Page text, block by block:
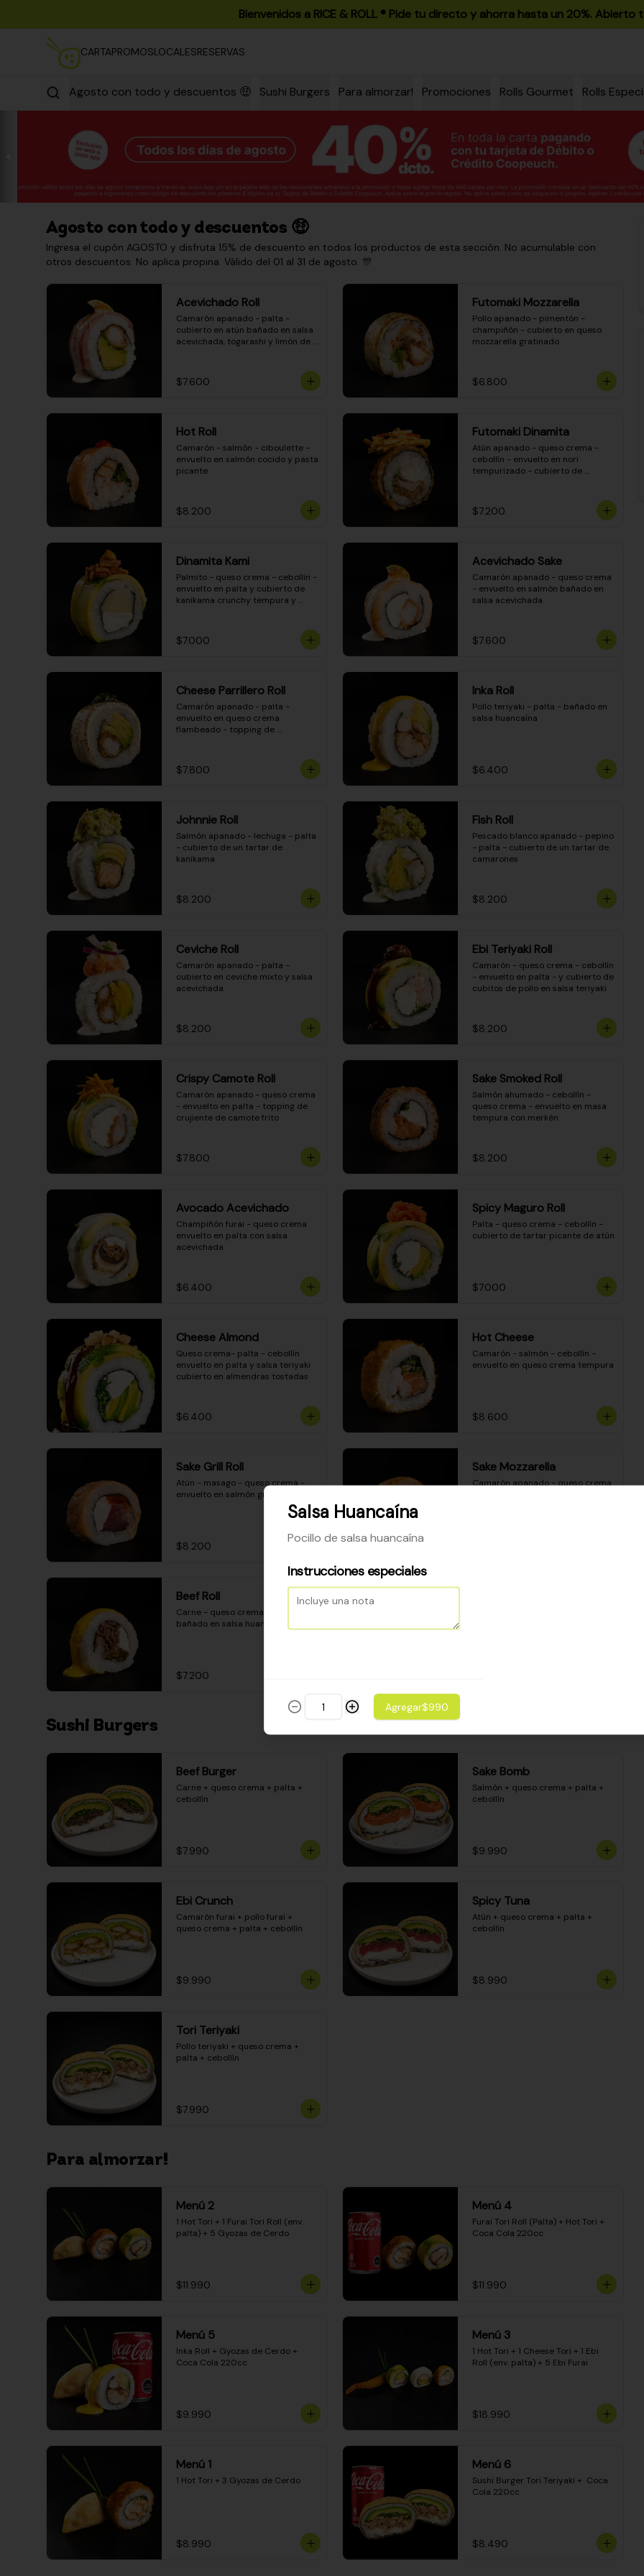
Bienvenidos a RICE & ROLL ®️ Pide tu directo y ahorra hasta un 20%. Abierto
CARTAPROMOSLOCALESRESERVAS
Agosto con todo y descuentos 🤑 Sushi Burgers Para almorzar! Promociones Rolls Gourmet Rolls
Agosto con todo y descuentos 🤑
Ingresa el cupón AGOSTO y disfruta 15% de descuento en todos los productos de esta sección. No acumulable con
otros descuentos. No aplica propina. Válido del 01 al 31 de agosto. 🎊
Acevichado Roll
Camarón apanado - palta -
cubierto en atún bañado en salsa
acevichada, togarashi y limón de
$7.600
Futomaki Mozzarella
Pollo apanado - pimentón -
champiñón - cubierto en queso
mozzarella gratinado
$6.800
Hot Roll
Camarón - salmón - ciboulette -
envuelto en salmón cocido y pasta
picante
$8.200
Futomaki Dinamita
Atún apanado - queso crema -
cebollín - envuelto en nori
tempurizado - cubierto de
$7.200
Dinamita Kami
Palmito - queso crema - cebollín -
envuelto en palta y cubierto de
kanikama crunchy tempura y
$7.000
Acevichado Sake
Camarón apanado - queso crema
- envuelto en salmón bañado en
salsa acevichada
$7.600
Cheese Parrillero Roll
Camarón apanado - palta -
envuelto en queso crema
flambeado - topping de
$7.800
Inka Roll
Pollo teriyaki - palta - bañado en
salsa huancaína
$6.400
Johnnie Roll
Salmón apanado - lechuga - palta
- cubierto de un tartar de
kanikama
$8.200
Fish Roll
Pescado blanco apanado - pepino
- palta - cubierto de un tartar de
camarones
$8.200
Ceviche Roll
Camarón apanado - palta -
cubierto en ceviche mixto y salsa
acevichada
$8.200
Ebi Teriyaki Roll
Camarón - queso crema - cebollín
- envuelto en palta - y cubierto de
cubitos de pollo en salsa teriyaki
$8.200
Crispy Camote Roll
Camarón apanado - queso crema
- envuelto en palta - topping de
crujiente de camote frito
$7.800
Sake Smoked Roll
Salmón ahumado - cebollín -
queso crema - envuelto en masa
tempura con merkén
$8.200
Avocado Acevichado
Champiñón furai - queso crema
envuelto en palta con salsa
acevichada
$6.400
Spicy Maguro Roll
Palta - queso crema - cebollín -
cubierto de tartar picante de atún
$7.000
Cheese Almond
Queso crema- palta - cebollín
envuelto en palta y salsa teriyaki
cubierto en almendras tostadas
$6.400
Hot Cheese
Camarón - salmón - cebollín -
envuelto en queso crema tempura
$8.600
Sake Grill Roll
Atún - masago - queso crema -
envuelto en salmón gratinado
$8.200
Sake Mozzarella
Camarón apanado - queso crema
Beef Roll
Carne - queso crema - pimentón -
bañado en salsa huancaína
$7.200
Sushi Burgers
Beef Burger
Carne + queso crema + palta +
cebollín
$7.990
Sake Bomb
Salmón + queso crema + palta +
cebollín
$9.990
Ebi Crunch
Camarón furai + pollo furai +
queso crema + palta + cebollín
$9.990
Spicy Tuna
Atún + queso crema + palta +
cebollín
$8.990
Tori Teriyaki
Pollo teriyaki + queso crema +
palta + cebollín
$7.990
Para almorzar!
Menú 2
1 Hot Tori + 1 Furai Tori Roll (env.
palta) + 5 Gyozas de Cerdo
$11.990
Menú 4
Furai Tori Roll (Palta) + Hot Tori +
Coca Cola 220cc
$11.990
Menú 5
Inka Roll + Gyozas de Cerdo +
Coca Cola 220cc
$9.990
Menú 3
1 Hot Tori + 1 Cheese Tori + 1 Ebi
Roll (env. palta) + 5 Ebi Furai
$18.990
Menú 1
1 Hot Tori + 3 Gyozas de Cerdo
$8.990
Menú 6
Sushi Burger Tori Teriyaki +  Coca
Cola 220cc
$8.490
Salsa Huancaína
Pocillo de salsa huancaína
Instrucciones especiales
Agregar$990